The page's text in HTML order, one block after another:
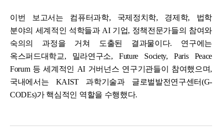
이번 보고서는 컴퓨터과학, 국제정치학, 경제학, 법학
분야의 세계적인 석학들과 AI 기업, 정책전문가들의 참여와
숙의의 과정을 거쳐 도출된 결과물이다. 연구에는
옥스퍼드대학교, 밀라연구소, Future Society, Paris Peace
Forum 등 세계적인 AI 거버넌스 연구기관들이 참여했으며,
국내에서는 KAIST 과학기술과 글로벌발전연구센터(G-
CODEs)가 핵심적인 역할을 수행했다.